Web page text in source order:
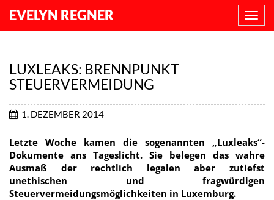
EVELYN REGNER
LUXLEAKS: BRENNPUNKT
STEUERVERMEIDUNG
1. DEZEMBER 2014
Letzte Woche kamen die sogenannten „Luxleaks“-
Dokumente ans Tageslicht. Sie belegen das wahre
Ausmaß der rechtlich legalen aber zutiefst
unethischen und fragwürdigen
Steuervermeidungsmöglichkeiten in Luxemburg.